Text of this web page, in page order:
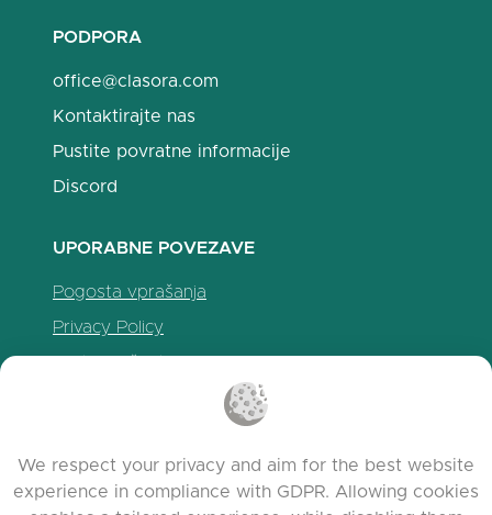
PODPORA
office@clasora.com
Kontaktirajte nas
Pustite povratne informacije
Discord
UPORABNE POVEZAVE
Pogosta vprašanja
Privacy Policy
Politika piškotkov
We respect your privacy and aim for the best website
experience in compliance with GDPR. Allowing cookies